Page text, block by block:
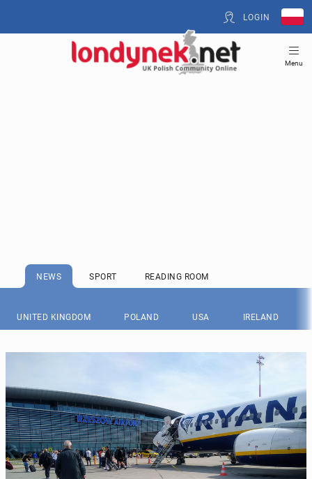
LOGIN
Menu
NEWS SPORT READING ROOM
UNITED KINGDOM POLAND USA IRELAND